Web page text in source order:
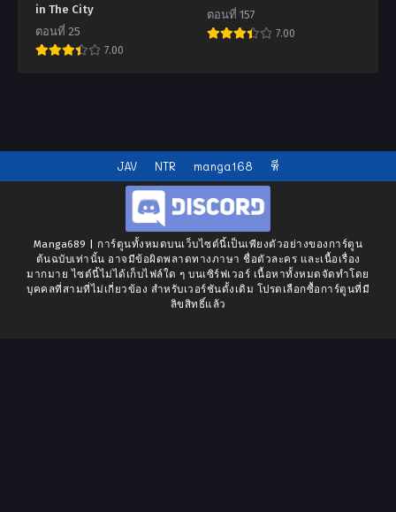
in The City
ตอนที่ 25
7.00
ตอนที่ 157
7.00
JAV NTR manga168 หี
Manga689 | การ์ตูนทั้งหมดบนเว็บไซต์นี้เป็นเพียงตัวอย่างของการ์ตูน
ต้นฉบับเท่านั้น อาจมีข้อผิดพลาดทางภาษา ชื่อตัวละคร และเนื้อเรื่อง
มากมาย ไซต์นี้ไม่ได้เก็บไฟล์ใด ๆ บนเซิร์ฟเวอร์ เนื้อหาทั้งหมดจัดทำโดย
บุคคลที่สามที่ไม่เกี่ยวข้อง สำหรับเวอร์ชันดั้งเดิม โปรดเลือกซื้อการ์ตูนที่มี
ลิขสิทธิ์แล้ว